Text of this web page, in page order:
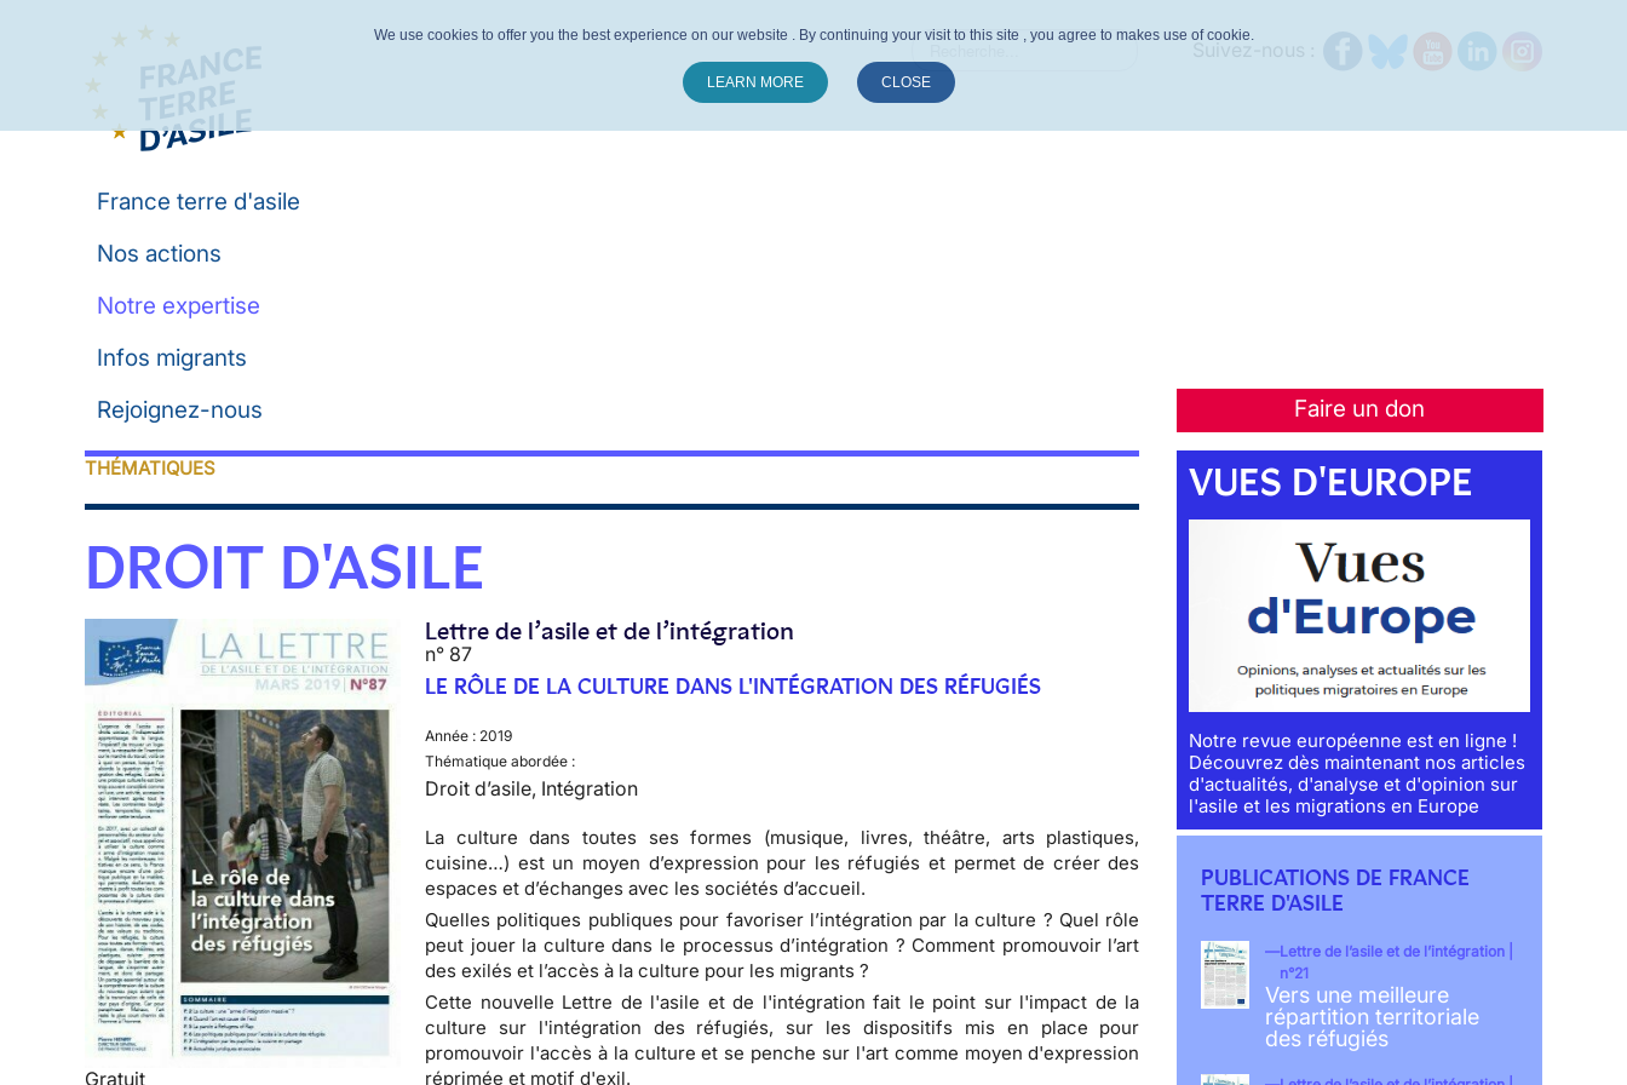
France terre d'asile
Nos actions
Notre expertise
Infos migrants
Faire un don
Rejoignez-nous
THÉMATIQUES
DROIT D'ASILE
Gratuit
Lettre de l’asile et de l’intégration
n° 87
LE RÔLE DE LA CULTURE DANS L'INTÉGRATION DES RÉFUGIÉS
Année : 2019
Thématique abordée :
Droit d’asile, Intégration
La culture dans toutes ses formes (musique, livres, théâtre, arts plastiques,
cuisine…) est un moyen d’expression pour les réfugiés et permet de créer des
espaces et d’échanges avec les sociétés d’accueil.
Quelles politiques publiques pour favoriser l’intégration par la culture ? Quel rôle
peut jouer la culture dans le processus d’intégration ? Comment promouvoir l’art
des exilés et l’accès à la culture pour les migrants ?
Cette nouvelle Lettre de l'asile et de l'intégration fait le point sur l'impact de la
culture sur l'intégration des réfugiés, sur les dispositifs mis en place pour
promouvoir l'accès à la culture et se penche sur l'art comme moyen d'expression
réprimée et motif d'exil.
VUES D'EUROPE
Notre revue européenne est en ligne !
Découvrez dès maintenant nos articles
d'actualités, d'analyse et d'opinion sur
l'asile et les migrations en Europe
PUBLICATIONS DE FRANCE
TERRE D'ASILE
Lettre de l’asile et de l’intégration |
n°21
Vers une meilleure
répartition territoriale
des réfugiés
We use cookies to offer you the best experience on our website . By continuing your visit to this site , you agree to makes use of cookie.
LEARN MORE CLOSE